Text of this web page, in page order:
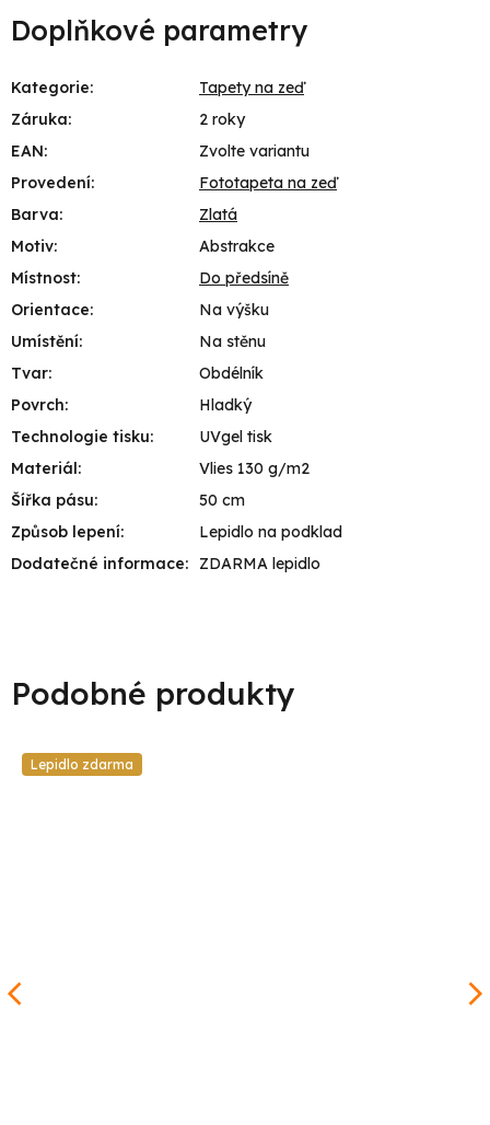
Doplňkové parametry
Kategorie:
Tapety na zeď
Záruka:
2 roky
EAN:
Zvolte variantu
Provedení:
Fototapeta na zeď
Barva:
Zlatá
Motiv:
Abstrakce
Místnost:
Do předsíně
Orientace:
Na výšku
Umístění:
Na stěnu
Tvar:
Obdélník
Povrch:
Hladký
Technologie tisku:
UVgel tisk
Materiál:
Vlies 130 g/m2
Šířka pásu:
50 cm
Způsob lepení:
Lepidlo na podklad
Dodatečné informace: ZDARMA lepidlo
Lepidlo zdarma